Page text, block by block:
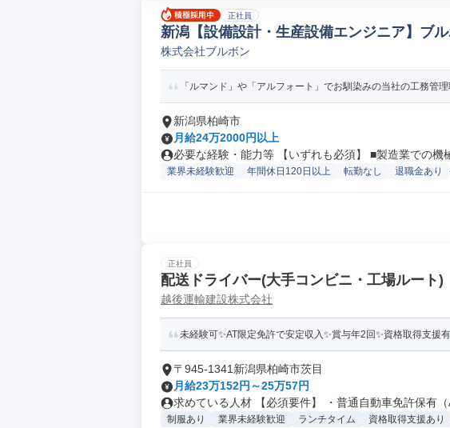
正社員
新潟【設備設計・生産設備エンジニア】ブ
機構設計
株式会社ブルボン
「ルマンド」や「アルフォート」でお馴染みの当社の工務管
新潟県柏崎市
月給24万2000円以上
必要な経験・能力等 【いずれも必須】 ■製造業での機
業界未経験歓迎 年間休日120日以上 転勤なし 退職金あり
正社員
配送ドライバー(大手コンビニ・工場ルート)
越後運輸建設株式会社
未経験可✨AT限定免許で安定収入✨賞与年2回✨資格取得支援有
〒945-1341新潟県柏崎市茨目
月給23万152円～25万57円
求めている人材 【必須要件】 ・普通自動車免許保有（
制服あり 業界未経験歓迎 ランチタイム 資格取得支援あり